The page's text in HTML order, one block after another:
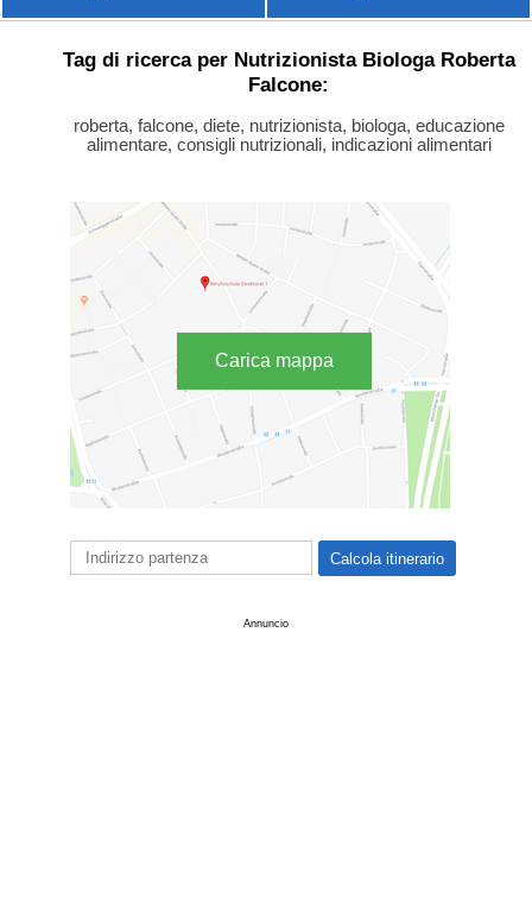
Tag di ricerca per Nutrizionista Biologa Roberta
Falcone:
roberta, falcone, diete, nutrizionista, biologa, educazione
alimentare, consigli nutrizionali, indicazioni alimentari
Carica mappa
Annuncio